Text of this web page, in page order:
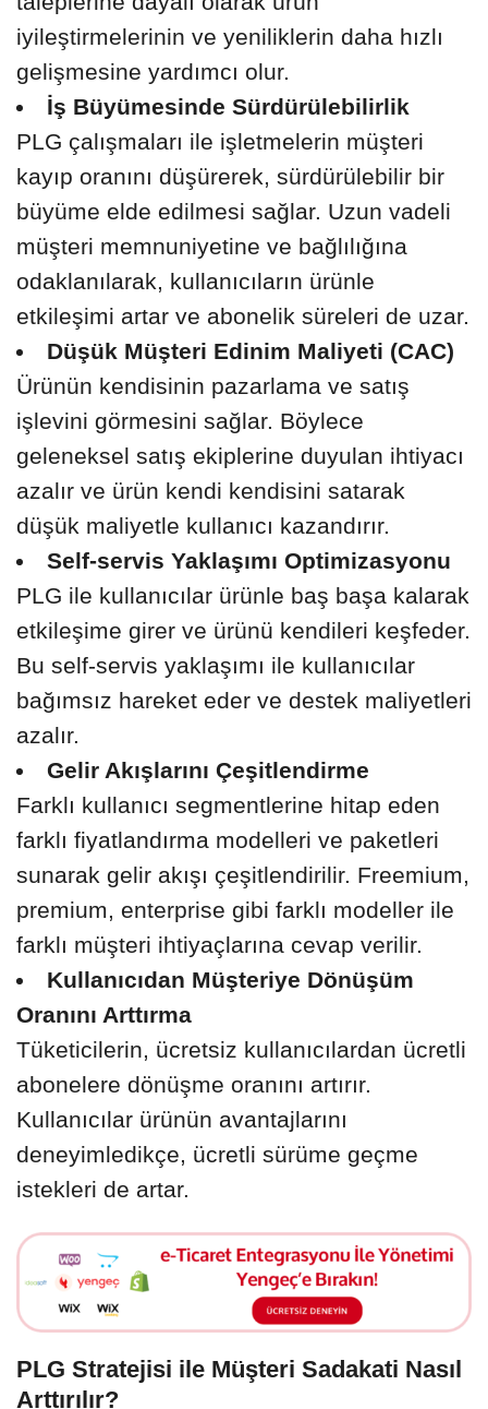
iyileştirmelerinin ve yeniliklerin daha hızlı
gelişmesine yardımcı olur.
İş Büyümesinde Sürdürülebilirlik
PLG çalışmaları ile işletmelerin müşteri
kayıp oranını düşürerek, sürdürülebilir bir
büyüme elde edilmesi sağlar. Uzun vadeli
müşteri memnuniyetine ve bağlılığına
odaklanılarak, kullanıcıların ürünle
etkileşimi artar ve abonelik süreleri de uzar.
Düşük Müşteri Edinim Maliyeti (CAC)
Ürünün kendisinin pazarlama ve satış
işlevini görmesini sağlar. Böylece
geleneksel satış ekiplerine duyulan ihtiyacı
azalır ve ürün kendi kendisini satarak
düşük maliyetle kullanıcı kazandırır.
Self-servis Yaklaşımı Optimizasyonu
PLG ile kullanıcılar ürünle baş başa kalarak
etkileşime girer ve ürünü kendileri keşfeder.
Bu self-servis yaklaşımı ile kullanıcılar
bağımsız hareket eder ve destek maliyetleri
azalır.
Gelir Akışlarını Çeşitlendirme
Farklı kullanıcı segmentlerine hitap eden
farklı fiyatlandırma modelleri ve paketleri
sunarak gelir akışı çeşitlendirilir. Freemium,
premium, enterprise gibi farklı modeller ile
farklı müşteri ihtiyaçlarına cevap verilir.
Kullanıcıdan Müşteriye Dönüşüm
Oranını Arttırma
Tüketicilerin, ücretsiz kullanıcılardan ücretli
abonelere dönüşme oranını artırır.
Kullanıcılar ürünün avantajlarını
deneyimledikçe, ücretli sürüme geçme
istekleri de artar.
PLG Stratejisi ile Müşteri Sadakati Nasıl
Arttırılır?